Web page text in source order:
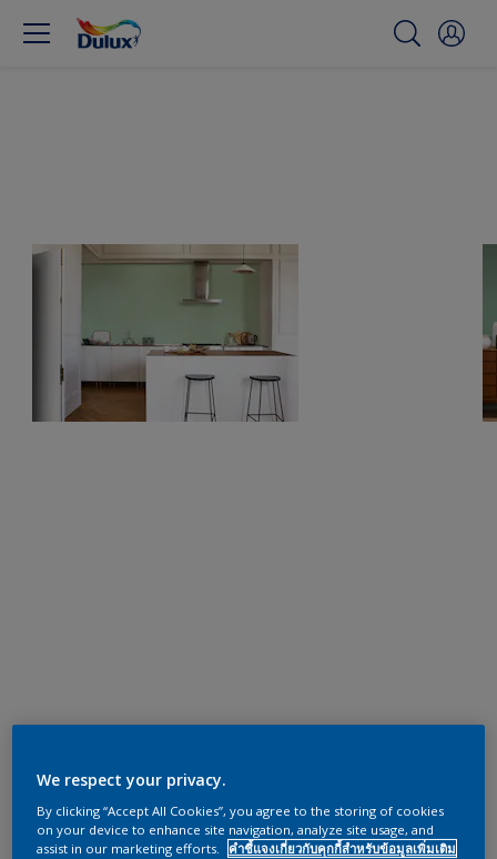
We respect your privacy.
By clicking “Accept All Cookies”, you agree to the storing of cookies
on your device to enhance site navigation, analyze site usage, and
assist in our marketing efforts.
คำชี้แจงเกี่ยวกับคุกกี้สำหรับข้อมูลเพิ่มเติม